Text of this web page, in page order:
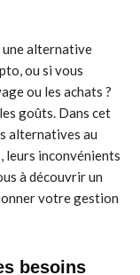
une alternative
ou si vous
ou les achats ?
goûts. Dans cet
alternatives au
leurs inconvénients
à découvrir un
votre gestion
besoins